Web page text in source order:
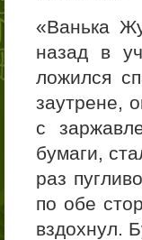
«Ванька
назад в
ложился
заутрене,
с
бумаги,
раз
по обе
вздохнул.